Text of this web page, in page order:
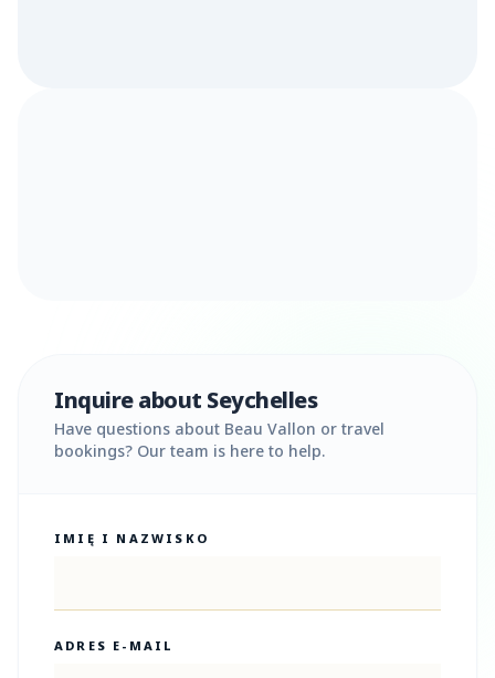
Inquire about Seychelles
Have questions about Beau Vallon or travel
bookings? Our team is here to help.
IMIĘ I NAZWISKO
ADRES E-MAIL